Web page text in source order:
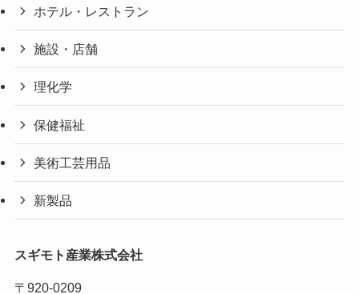
ホテル・レストラン
施設・店舗
理化学
保健福祉
美術工芸用品
新製品
スギモト産業株式会社
〒920-0209